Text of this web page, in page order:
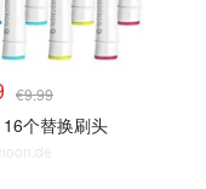
€9.99
个替换刷头